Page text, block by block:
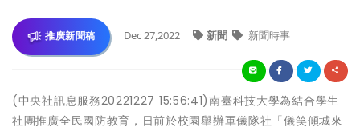
推廣新聞稿 Dec 27,2022 新聞 新聞時事
(中央社訊息服務20221227 15:56:41)南臺科技大學為結合學生
社團推廣全民國防教育，日前於校園舉辦軍儀隊社「儀笑傾城來